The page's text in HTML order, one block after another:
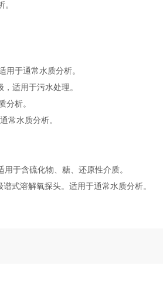
于通常水质分析。
适用于污水处理。
析。
水质分析。
于含硫化物、糖、还原性介质。
溶解氧探头。适用于通常水质分析。